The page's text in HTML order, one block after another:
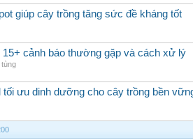
giúp cây trồng tăng sức đề kháng tốt
15+ cảnh báo thường gặp và cách xử lý
tùng
tối ưu dinh dưỡng cho cây trồng bền